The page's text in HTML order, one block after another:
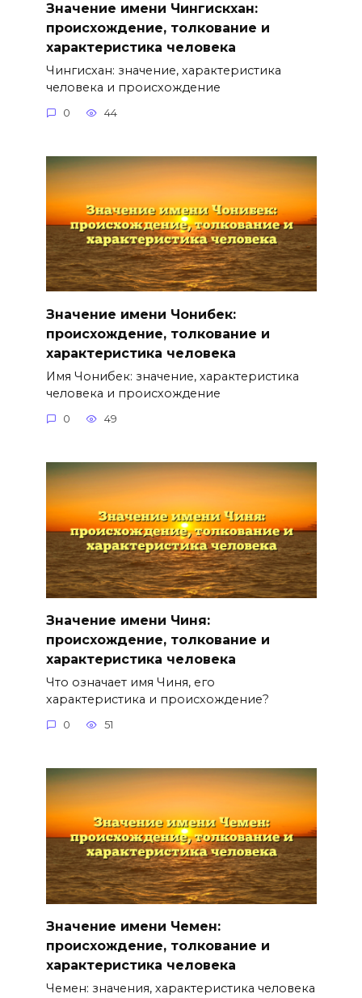
Значение имени Чингискхан:
происхождение, толкование и
характеристика человека
Чингисхан: значение, характеристика
человека и происхождение
0 44
Значение имени Чонибек:
происхождение, толкование и
характеристика человека
Имя Чонибек: значение, характеристика
человека и происхождение
0 49
Значение имени Чиня:
происхождение, толкование и
характеристика человека
Что означает имя Чиня, его
характеристика и происхождение?
0 51
Значение имени Чемен:
происхождение, толкование и
характеристика человека
Чемен: значения, характеристика человека